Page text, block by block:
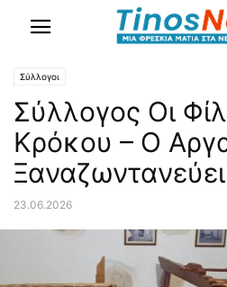
Σύλλογοι
Σύλλογος Οι
Κρόκου – Ο
Ξαναζωντανεύει
23.06.2026